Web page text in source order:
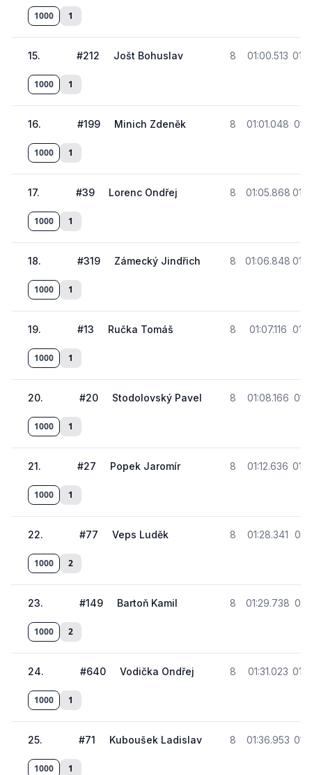
1000 1
15. #212 Jošt Bohuslav 8 01:00.513
1000 1
16. #199 Minich Zdeněk 8 01:01.048
1000 1
17. #39 Lorenc Ondřej 8 01:05.868
1000 1
18. #319 Zámecký Jindřich 8 01:06.848
1000 1
19. #13 Ručka Tomáš 8 01:07.116
1000 1
20. #20 Stodolovský Pavel 8 01:08.166
1000 1
21. #27 Popek Jaromír 8 01:12.636
1000 1
22. #77 Veps Luděk 8 01:28.341
1000 2
23. #149 Bartoň Kamil 8 01:29.738
1000 2
24. #640 Vodička Ondřej 8 01:31.023
1000 1
25. #71 Kuboušek Ladislav 8 01:36.953
1000 1